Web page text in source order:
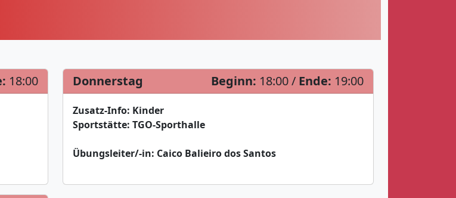
18:00 Donnerstag Beginn: 18:00 / Ende: 19:00
Zusatz-Info: Kinder
Sportstätte: TGO-Sporthalle
Übungsleiter/-in: Caico Balieiro dos Santos